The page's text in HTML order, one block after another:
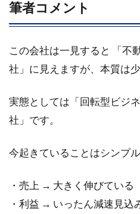
筆者コメント
この会社は一見すると 「不
社」に見えますが、本質は少
実態としては「回転型ビジ
社」です。
今起きていることはシンプル
・売上 → 大きく伸びている
・利益 → いったん減速見込